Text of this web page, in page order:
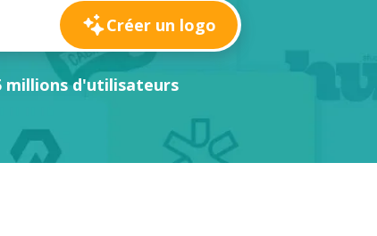
Créer un logo
millions d'utilisateurs